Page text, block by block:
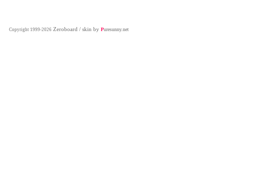
Copyright 1999-2026 Zeroboard / skin by Puresunny.net